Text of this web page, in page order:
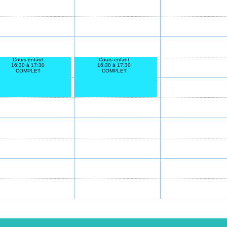
Cours enfant
16:30 à 17:30
COMPLET
Cours enfant
16:30 à 17:30
COMPLET